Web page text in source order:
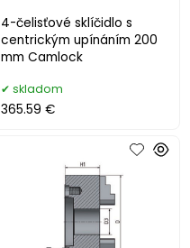
4-čelisťové sklíčidlo s
centrickým upínáním 200
mm Camlock
skladom
365.59 €